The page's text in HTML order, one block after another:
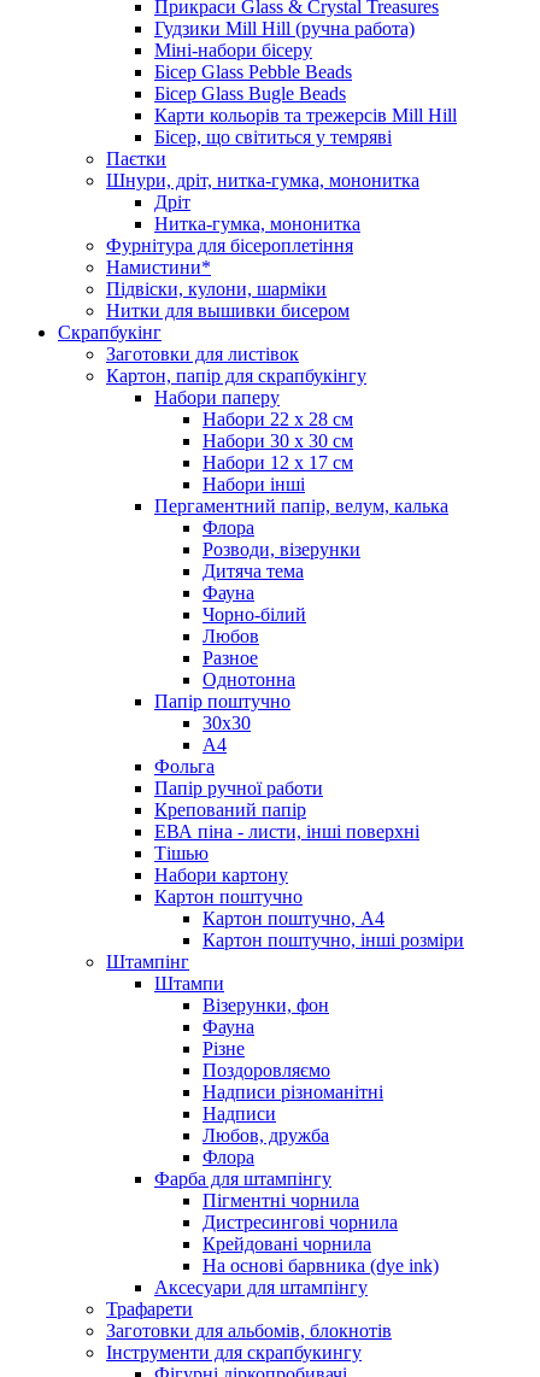
Прикраси Glass & Crystal Treasures
Гудзики Mill Hill (ручна работа)
Міні-набори бісеру
Бісер Glass Pebble Beads
Бісер Glass Bugle Beads
Карти кольорів та трежерсів Mill Hill
Бісер, що світиться у темряві
Паєтки
Шнури, дріт, нитка-гумка, мононитка
Дріт
Нитка-гумка, мононитка
Фурнітура для бісероплетіння
Намистини*
Підвіски, кулони, шарміки
Нитки для вышивки бисером
Скрапбукінг
Заготовки для листівок
Картон, папір для скрапбукінгу
Набори паперу
Набори 22 х 28 см
Набори 30 х 30 см
Набори 12 х 17 см
Набори інші
Пергаментний папір, велум, калька
Флора
Розводи, візерунки
Дитяча тема
Фауна
Чорно-білий
Любов
Разное
Однотонна
Папір поштучно
30х30
А4
Фольга
Папір ручної работи
Крепований папір
ЕВА піна - листи, інші поверхні
Тішью
Набори картону
Картон поштучно
Картон поштучно, А4
Картон поштучно, інші розміри
Штампінг
Штампи
Візерунки, фон
Фауна
Різне
Поздоровляємо
Надписи різноманітні
Надписи
Любов, дружба
Флора
Фарба для штампінгу
Пігментні чорнила
Дистресингові чорнила
Крейдовані чорнила
На основі барвника (dye ink)
Аксесуари для штампінгу
Трафарети
Заготовки для альбомів, блокнотів
Інструменти для скрапбукингу